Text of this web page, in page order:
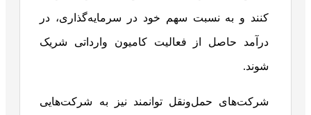
کنند و به نسبت سهم خود در سرمایه‌گذاری، در
درآمد حاصل از فعالیت کامیون وارداتی شریک
شوند.
شرکت‌های حمل‌ونقل توانمند نیز به شرکت‌هایی